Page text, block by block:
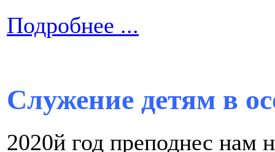
Подробнее ...
Служение детям в
2020й год преподнес нам